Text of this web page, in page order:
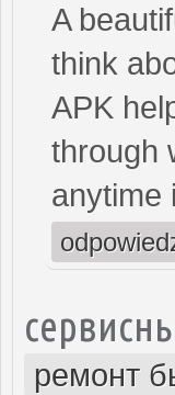
A
think
APK
through
anytime
ремонт